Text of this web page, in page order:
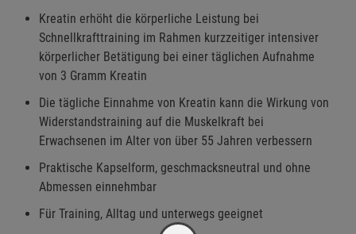
Kreatin erhöht die körperliche Leistung bei
Schnellkrafttraining im Rahmen kurzzeitiger intensiver
körperlicher Betätigung bei einer täglichen Aufnahme
von 3 Gramm Kreatin
Die tägliche Einnahme von Kreatin kann die Wirkung von
Widerstandstraining auf die Muskelkraft bei
Erwachsenen im Alter von über 55 Jahren verbessern
Praktische Kapselform, geschmacksneutral und ohne
Abmessen einnehmbar
Für Training, Alltag und unterwegs geeignet